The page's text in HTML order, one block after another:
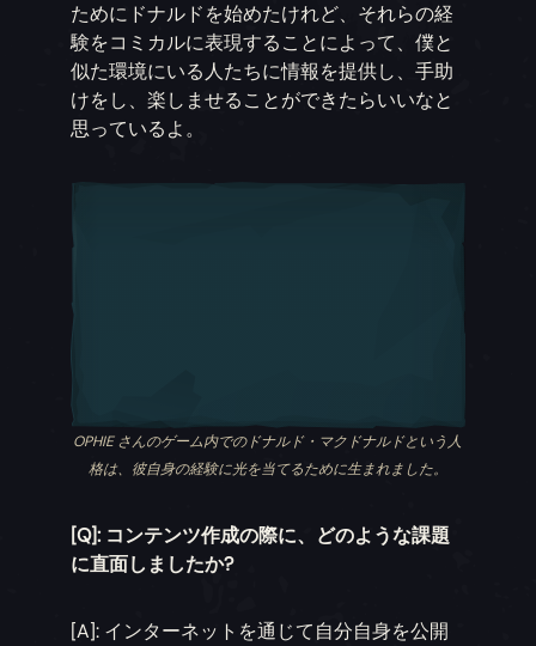
ためにドナルドを始めたけれど、それらの経
験をコミカルに表現することによって、僕と
似た環境にいる人たちに情報を提供し、手助
けをし、楽しませることができたらいいなと
思っているよ。
OPHIE さんのゲーム内でのドナルド・マクドナルドという人
格は、彼自身の経験に光を当てるために生まれました。
[Q]: コンテンツ作成の際に、どのような課題
に直面しましたか?
[A]: インターネットを通じて自分自身を公開